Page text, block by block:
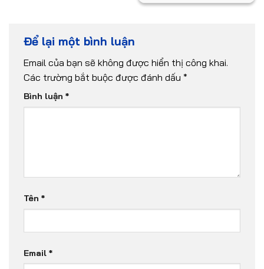
Để lại một bình luận
Email của bạn sẽ không được hiển thị công khai.
Các trường bắt buộc được đánh dấu *
Bình luận *
Tên *
Email *